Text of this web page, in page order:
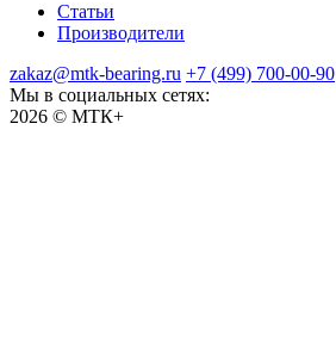
Статьи
Производители
zakaz@mtk-bearing.ru +7 (499) 700-00-90
Мы в социальных сетях:
2026 © МТК+